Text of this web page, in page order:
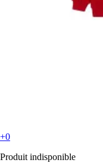
+0
Produit indisponible